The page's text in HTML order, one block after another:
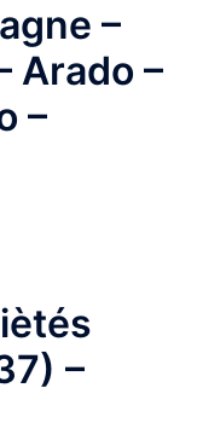
–
Arado –
–
–